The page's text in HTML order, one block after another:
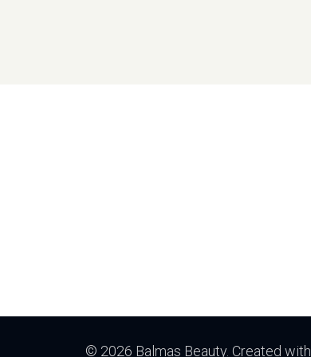
© 2026 Balmas Beauty. Created with